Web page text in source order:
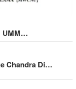
UMM…
Chandra Di…